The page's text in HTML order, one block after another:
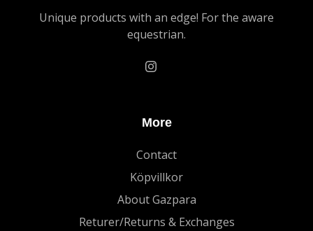
Unique products with an edge! For the aware
equestrian.
More
Contact
Köpvillkor
About Gazpara
Returer/Returns & Exchanges